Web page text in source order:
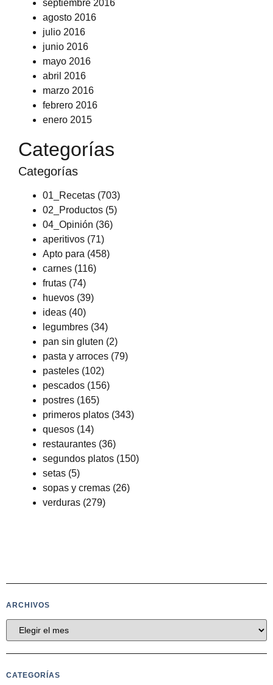
septiembre 2016
agosto 2016
julio 2016
junio 2016
mayo 2016
abril 2016
marzo 2016
febrero 2016
enero 2015
Categorías
Categorías
01_Recetas (703)
02_Productos (5)
04_Opinión (36)
aperitivos (71)
Apto para (458)
carnes (116)
frutas (74)
huevos (39)
ideas (40)
legumbres (34)
pan sin gluten (2)
pasta y arroces (79)
pasteles (102)
pescados (156)
postres (165)
primeros platos (343)
quesos (14)
restaurantes (36)
segundos platos (150)
setas (5)
sopas y cremas (26)
verduras (279)
ARCHIVOS
CATEGORÍAS